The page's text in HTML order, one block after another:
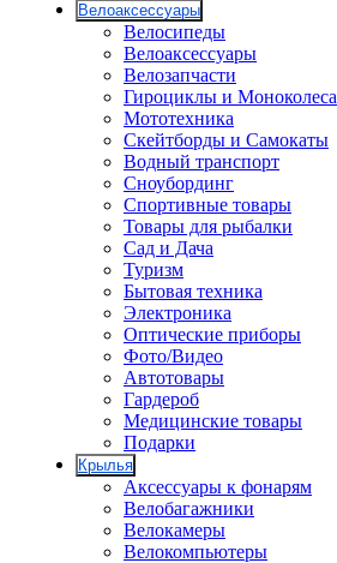
Велоаксессуары
Велосипеды
Велоаксессуары
Велозапчасти
Гироциклы и Моноколеса
Мототехника
Скейтборды и Самокаты
Водный транспорт
Сноубординг
Спортивные товары
Товары для рыбалки
Сад и Дача
Туризм
Бытовая техника
Электроника
Оптические приборы
Фото/Видео
Автотовары
Гардероб
Медицинские товары
Подарки
Крылья
Аксессуары к фонарям
Велобагажники
Велокамеры
Велокомпьютеры